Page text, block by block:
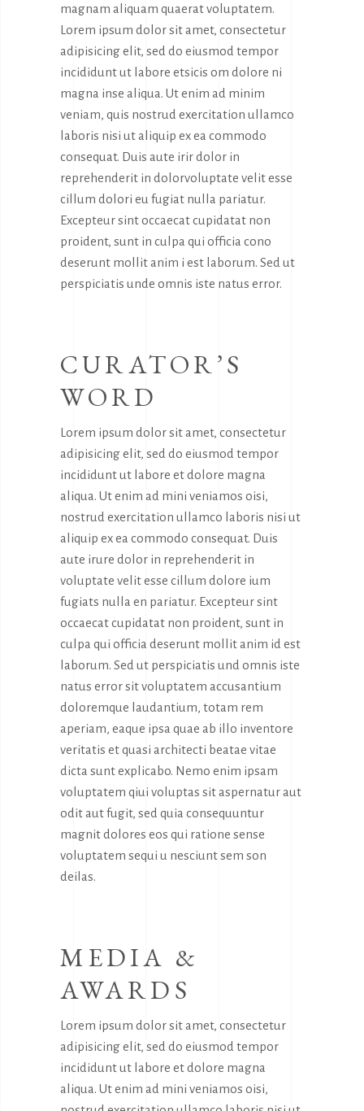
magnam aliquam quaerat voluptatem.
Lorem ipsum dolor sit amet, consectetur
adipisicing elit, sed do eiusmod tempor
incididunt ut labore etsicis om dolore ni
magna inse aliqua. Ut enim ad minim
veniam, quis nostrud exercitation ullamco
laboris nisi ut aliquip ex ea commodo
consequat. Duis aute irir dolor in
reprehenderit in dolorvoluptate velit esse
cillum dolori eu fugiat nulla pariatur.
Excepteur sint occaecat cupidatat non
proident, sunt in culpa qui officia cono
deserunt mollit anim i est laborum. Sed ut
perspiciatis unde omnis iste natus error.
CURATOR’S
WORD
Lorem ipsum dolor sit amet, consectetur
adipisicing elit, sed do eiusmod tempor
incididunt ut labore et dolore magna
aliqua. Ut enim ad mini veniamos oisi,
nostrud exercitation ullamco laboris nisi ut
aliquip ex ea commodo consequat. Duis
aute irure dolor in reprehenderit in
voluptate velit esse cillum dolore ium
fugiats nulla en pariatur. Excepteur sint
occaecat cupidatat non proident, sunt in
culpa qui officia deserunt mollit anim id est
laborum. Sed ut perspiciatis und omnis iste
natus error sit voluptatem accusantium
doloremque laudantium, totam rem
aperiam, eaque ipsa quae ab illo inventore
veritatis et quasi architecti beatae vitae
dicta sunt explicabo. Nemo enim ipsam
voluptatem qiui voluptas sit aspernatur aut
odit aut fugit, sed quia consequuntur
magnit dolores eos qui ratione sense
voluptatem sequi u nesciunt sem son
deilas.
MEDIA &
AWARDS
Lorem ipsum dolor sit amet, consectetur
adipisicing elit, sed do eiusmod tempor
incididunt ut labore et dolore magna
aliqua. Ut enim ad mini veniamos oisi,